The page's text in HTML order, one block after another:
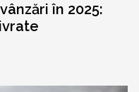
în 2025: